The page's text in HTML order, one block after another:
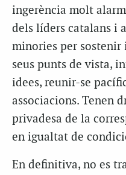
ingerència molt
dels líders catalans i
minories per
seus punts de vista,
idees, reunir-se
associacions. Tenen
privadesa de la
en igualtat de
En definitiva, no es